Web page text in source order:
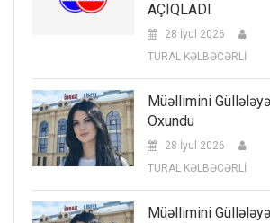
AÇIQLADI
28 İyul 2026
TURAL KƏLBƏCƏRLİ
Müəllimini
Oxundu
28 İyul 2026
TURAL KƏLBƏCƏRLİ
Müəllimini